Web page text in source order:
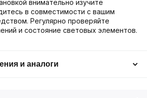
внимательно изучите
в совместимости с вашим
Регулярно проверяйте
и состояние световых элементов.
и аналоги